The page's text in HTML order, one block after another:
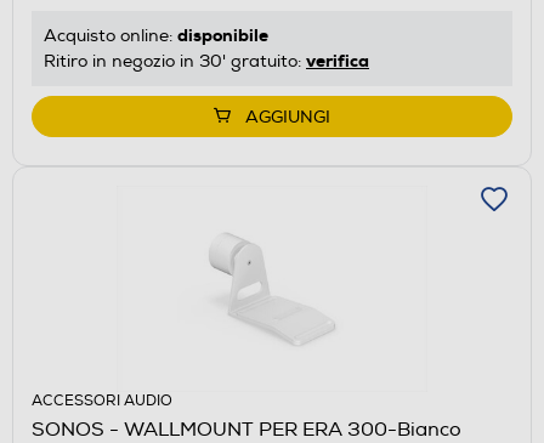
Acquisto online: disponibile
Ritiro in negozio in 30' gratuito: verifica
AGGIUNGI
ACCESSORI AUDIO
SONOS - WALLMOUNT PER ERA 300-Bianco